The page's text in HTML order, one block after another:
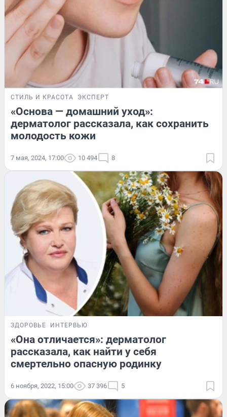
СТИЛЬ И КРАСОТА ЭКСПЕРТ
«Основа — домашний уход»:
дерматолог рассказала, как сохранить
молодость кожи
7 мая, 2024, 17:00 10 494 8
ЗДОРОВЬЕ ИНТЕРВЬЮ
«Она отличается»: дерматолог
рассказала, как найти у себя
смертельно опасную родинку
6 ноября, 2022, 15:00 37 396 5